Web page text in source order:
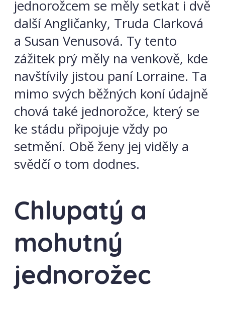
jednorožcem se měly setkat i dvě
další Angličanky, Truda Clarková
a Susan Venusová. Ty tento
zážitek prý měly na venkově, kde
navštívily jistou paní Lorraine. Ta
mimo svých běžných koní údajně
chová také jednorožce, který se
ke stádu připojuje vždy po
setmění. Obě ženy jej viděly a
svědčí o tom dodnes.
Chlupatý a
mohutný
jednorožec